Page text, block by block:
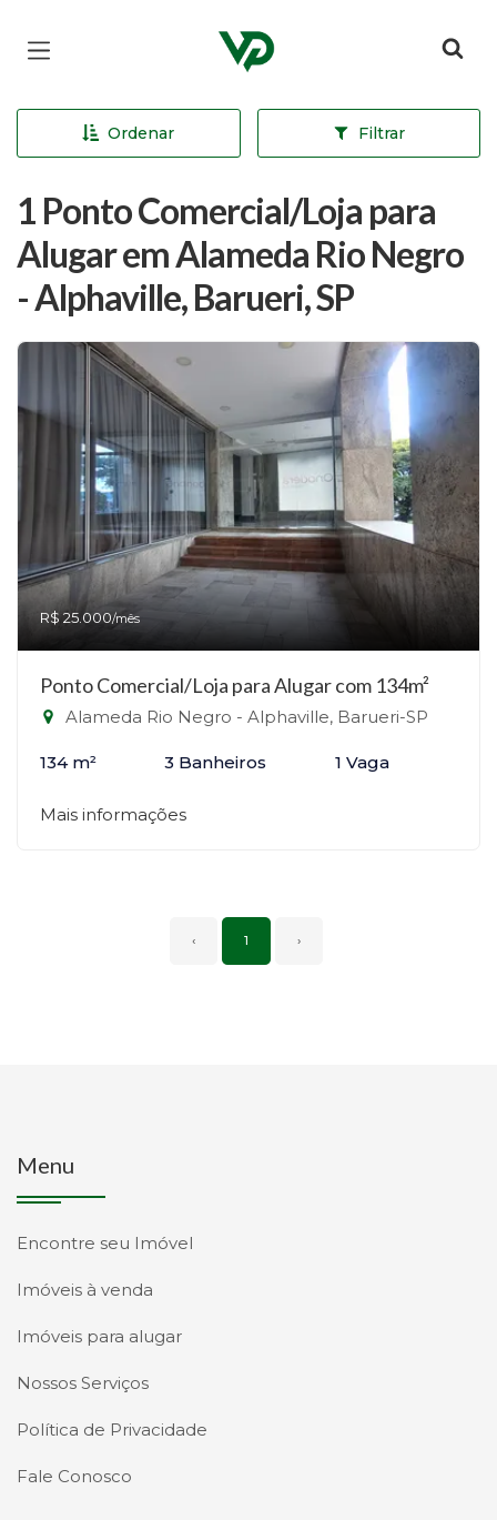
Página inicial
Ordenar Filtrar
1 Ponto Comercial/Loja para
Alugar em Alameda Rio Negro
- Alphaville, Barueri, SP
R$ 25.000/mês
Ponto Comercial/Loja para Alugar com 134m²
Alameda Rio Negro - Alphaville, Barueri-SP
134 m² 3 Banheiros 1 Vaga
Mais informações
‹ 1 ›
Menu
Encontre seu Imóvel
Imóveis à venda
Imóveis para alugar
Nossos Serviços
Política de Privacidade
Fale Conosco